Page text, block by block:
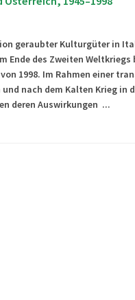
geraubter Kulturgüter in
Ende des Zweiten Weltkriegs
1998. Im Rahmen einer
nach dem Kalten Krieg in
deren Auswirkungen ...